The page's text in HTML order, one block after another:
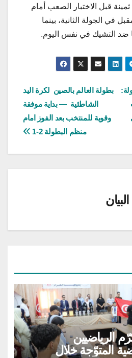
قبل الاختبار الصعب أمام
في الجولة الثانية، بينما
التشيك في نفس اليوم.
بطولة العالم بالصين لكرة اليد
الشاطئية — بداية موفقة
وقوية للمنتخب بعد الفوز امام
منظم البطولة 2-1
البيان
الرياضيين
المتوّجة خلال